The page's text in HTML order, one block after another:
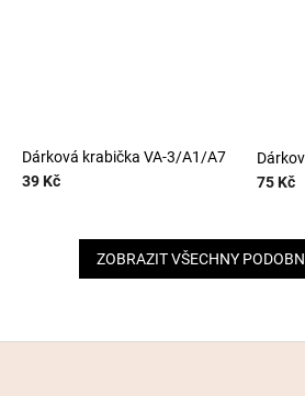
Dárková krabička VA-3/A1/A7
39 Kč
75 Kč
ZOBRAZIT VŠECHNY